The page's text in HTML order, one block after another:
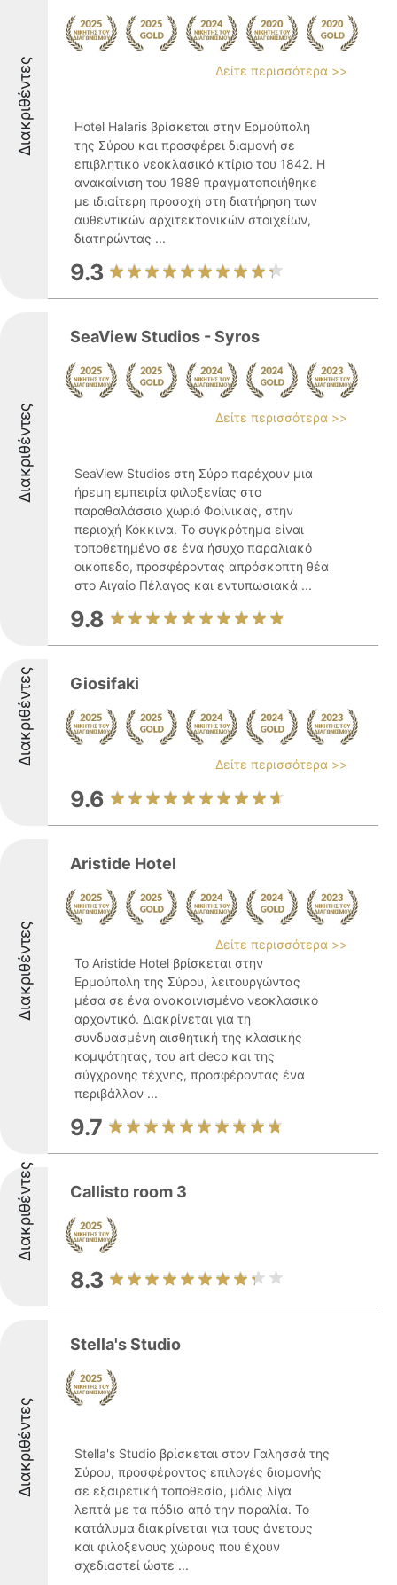
Διακριθέντες Δείτε περισσότερα >>
Hotel Halaris βρίσκεται στην Ερμούπολη
της Σύρου και προσφέρει διαμονή σε
επιβλητικό νεοκλασικό κτίριο του 1842. Η
ανακαίνιση του 1989 πραγματοποιήθηκε
με ιδιαίτερη προσοχή στη διατήρηση των
αυθεντικών αρχιτεκτονικών στοιχείων,
διατηρώντας ...
9.3
Διακριθέντες
SeaView Studios - Syros
Δείτε περισσότερα >>
SeaView Studios στη Σύρο παρέχουν μια
ήρεμη εμπειρία φιλοξενίας στο
παραθαλάσσιο χωριό Φοίνικας, στην
περιοχή Κόκκινα. Το συγκρότημα είναι
τοποθετημένο σε ένα ήσυχο παραλιακό
οικόπεδο, προσφέροντας απρόσκοπτη θέα
στο Αιγαίο Πέλαγος και εντυπωσιακά ...
9.8
Διακριθέντες Giosifaki
Δείτε περισσότερα >>
9.6
Διακριθέντες
Aristide Hotel
Δείτε περισσότερα >>
Το Aristide Hotel βρίσκεται στην
Ερμούπολη της Σύρου, λειτουργώντας
μέσα σε ένα ανακαινισμένο νεοκλασικό
αρχοντικό. Διακρίνεται για τη
συνδυασμένη αισθητική της κλασικής
κομψότητας, του art deco και της
σύγχρονης τέχνης, προσφέροντας ένα
περιβάλλον ...
9.7
Διακριθέντες Callisto room 3
8.3
Διακριθέντες
Stella's Studio
Stella's Studio βρίσκεται στον Γαλησσά της
Σύρου, προσφέροντας επιλογές διαμονής
σε εξαιρετική τοποθεσία, μόλις λίγα
λεπτά με τα πόδια από την παραλία. Το
κατάλυμα διακρίνεται για τους άνετους
και φιλόξενους χώρους που έχουν
σχεδιαστεί ώστε ...